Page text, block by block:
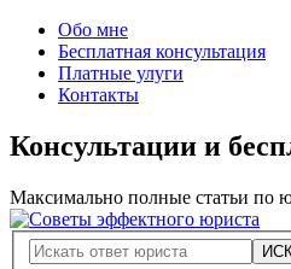
Обо мне
Бесплатная консультация
Платные улуги
Контакты
Консультации и
Максимально полные статьи по